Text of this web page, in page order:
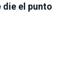
die el punto